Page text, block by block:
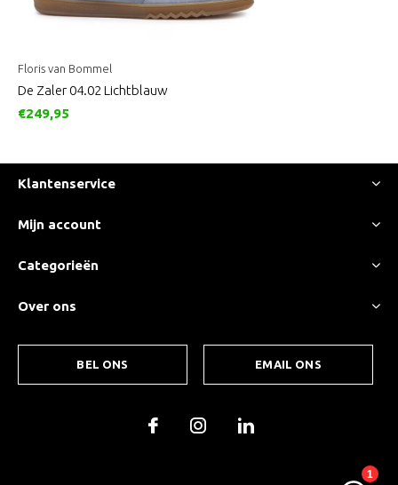
Floris van Bommel
De Zaler 04.02 Lichtblauw
€249,95
Klantenservice
Mijn account
Categorieën
Over ons
BEL ONS EMAIL ONS